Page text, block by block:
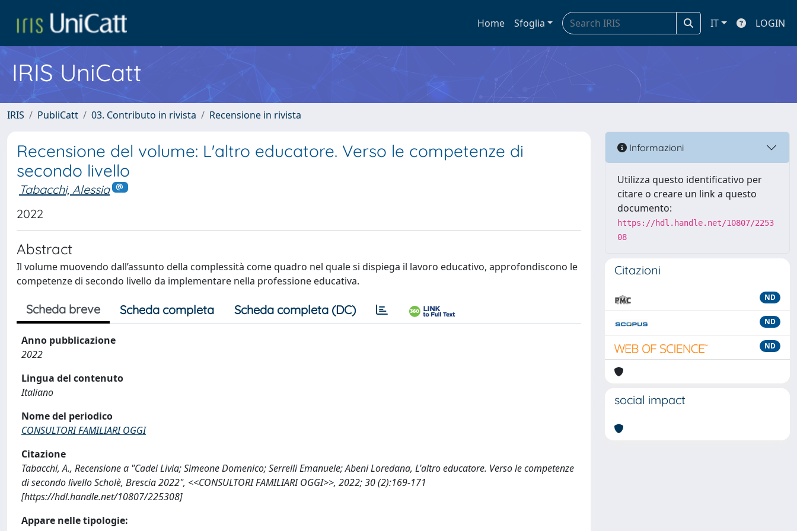
Home Sfoglia IT LOGIN
IRIS UniCatt
IRIS PubliCatt 03. Contributo in rivista Recensione in rivista
Recensione del volume: L'altro educatore. Verso le competenze di
secondo livello
Tabacchi, Alessia
2022
Abstract
Il volume muovendo dall’assunto della complessità come quadro nel quale si dispiega il lavoro educativo, approfondiscono le
competenze di secondo livello da implementare nella professione educativa.
Scheda breve Scheda completa Scheda completa (DC)
Anno pubblicazione
2022
Lingua del contenuto
Italiano
Nome del periodico
CONSULTORI FAMILIARI OGGI
Citazione
Tabacchi, A., Recensione a "Cadei Livia; Simeone Domenico; Serrelli Emanuele; Abeni Loredana, L'altro educatore. Verso le competenze
di secondo livello Scholè, Brescia 2022", <<CONSULTORI FAMILIARI OGGI>>, 2022; 30 (2):169-171
[https://hdl.handle.net/10807/225308]
Appare nelle tipologie:
Informazioni
Utilizza questo identificativo per
citare o creare un link a questo
documento:
https://hdl.handle.net/10807/2253
08
Citazioni
ND
ND
ND
social impact